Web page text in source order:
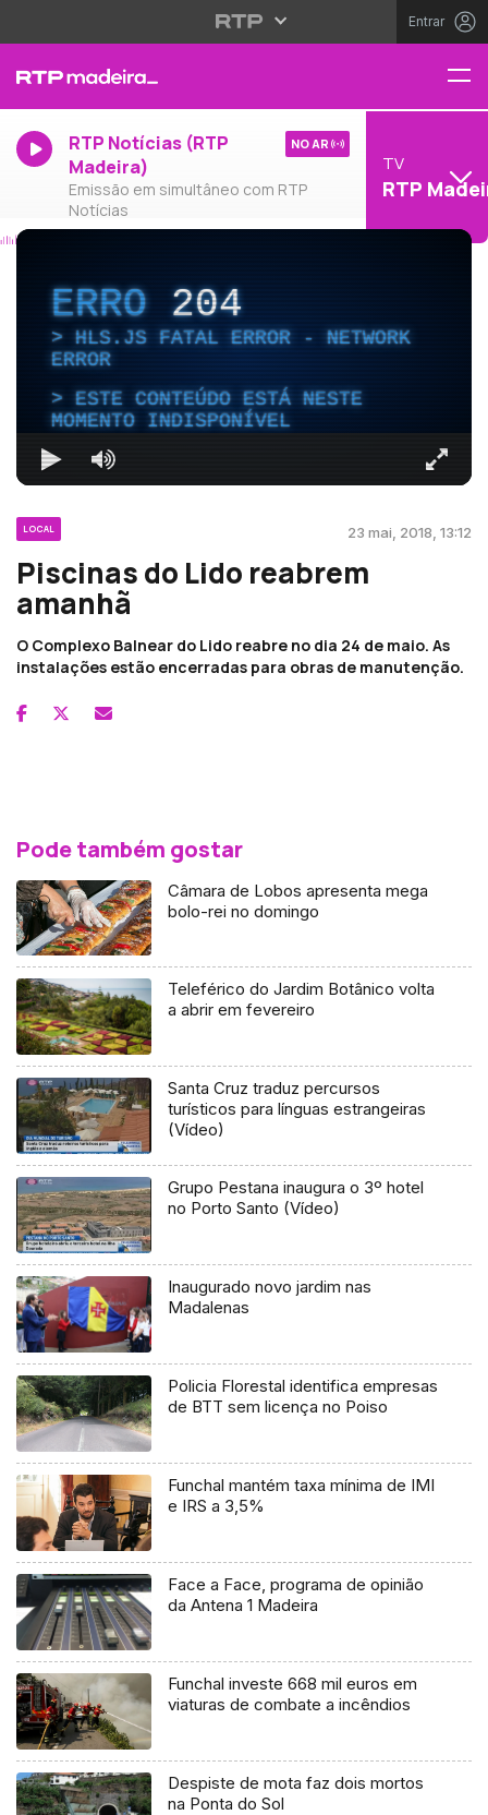
Entrar
RTP Notícias (RTP
Madeira)
Emissão em simultâneo com RTP
Notícias
NO AR
TV
RTP
ERRO204
HLS.JS FATAL ERROR - NETWORK
ERROR
ESTE CONTEÚDO ESTÁ NESTE
MOMENTO INDISPONÍVEL
LOCAL 23 mai, 2018, 13:12
Piscinas do Lido reabrem
amanhã
O Complexo Balnear do Lido reabre no dia 24 de maio. As
instalações estão encerradas para obras de manutenção.
Pode também gostar
Câmara de Lobos apresenta mega
bolo-rei no domingo
Teleférico do Jardim Botânico volta
a abrir em fevereiro
Santa Cruz traduz percursos
turísticos para línguas estrangeiras
(Vídeo)
Grupo Pestana inaugura o 3º hotel
no Porto Santo (Vídeo)
Inaugurado novo jardim nas
Madalenas
Policia Florestal identifica empresas
de BTT sem licença no Poiso
Funchal mantém taxa mínima de IMI
e IRS a 3,5%
Face a Face, programa de opinião
da Antena 1 Madeira
Funchal investe 668 mil euros em
viaturas de combate a incêndios
Despiste de mota faz dois mortos
na Ponta do Sol